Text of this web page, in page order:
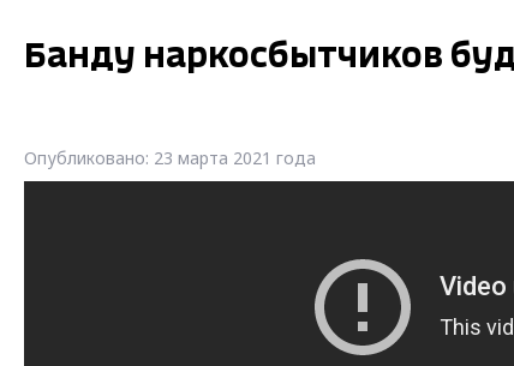
Банду наркосбытчиков
Опубликовано: 23 марта 2021 года